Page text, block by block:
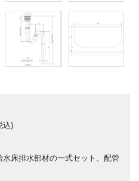
込)
床排水部材の一式セット、配管